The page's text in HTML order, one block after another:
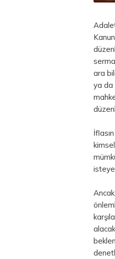
ara
ya da